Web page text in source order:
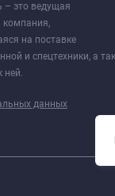
– это ведущая
компания,
на поставке
и спецтехники, а
ней.
данных